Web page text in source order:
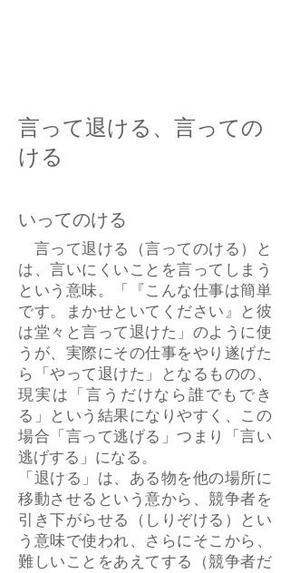
言って退ける、言っての
ける
いってのける
言って退ける（言ってのける）と
は、言いにくいことを言ってしまう
という意味。「『こんな仕事は簡単
です。まかせといてください』と彼
は堂々と言って退けた」のように使
うが、実際にその仕事をやり遂げた
ら「やって退けた」となるものの、
現実は「言うだけなら誰でもでき
る」という結果になりやすく、この
場合「言って逃げる」つまり「言い
逃げする」になる。
「退ける」は、ある物を他の場所に
移動させるという意から、競争者を
引き下がらせる（しりぞける）とい
う意味で使われ、さらにそこから、
難しいことをあえてする（競争者だ